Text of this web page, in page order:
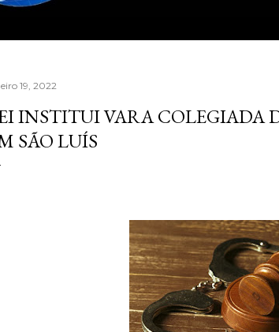
19, 2022
INSTITUI VARA COLEGIADA
SÃO LUÍS